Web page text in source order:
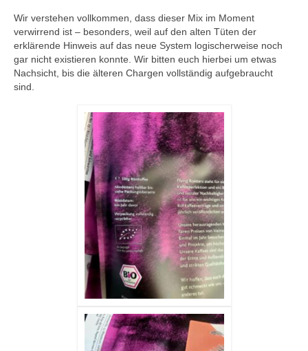
Wir verstehen vollkommen, dass dieser Mix im Moment
verwirrend ist – besonders, weil auf den alten Tüten der
erklärende Hinweis auf das neue System logischerweise noch
gar nicht existieren konnte. Wir bitten euch hierbei um etwas
Nachsicht, bis die älteren Chargen vollständig aufgebraucht
sind.